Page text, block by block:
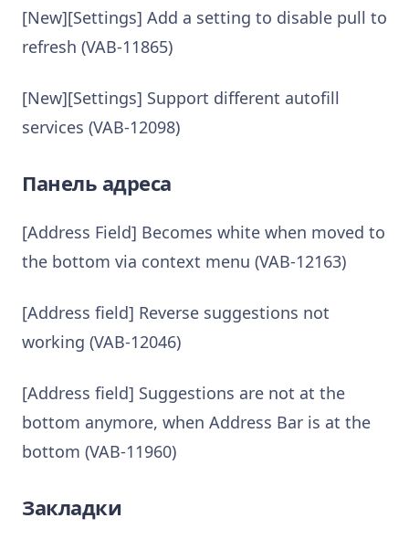
[New][Settings] Add a setting to disable pull to
refresh (VAB-11865)
[New][Settings] Support different autofill
services (VAB-12098)
Панель адреса
[Address Field] Becomes white when moved to
the bottom via context menu (VAB-12163)
[Address field] Reverse suggestions not
working (VAB-12046)
[Address field] Suggestions are not at the
bottom anymore, when Address Bar is at the
bottom (VAB-11960)
Закладки